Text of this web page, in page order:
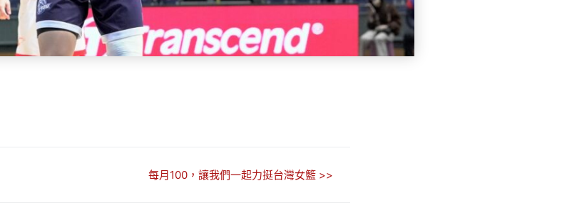
每月100，讓我們一起力挺台灣女籃 >>